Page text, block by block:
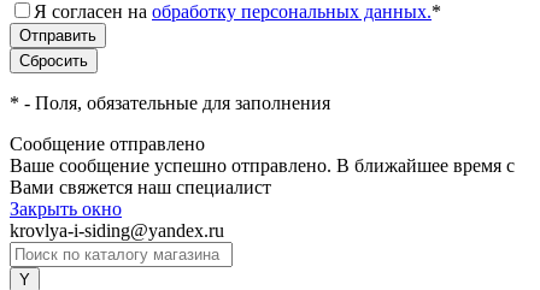
Я согласен на обработку персональных данных.*
* - Поля, обязательные для заполнения
Сообщение отправлено
Ваше сообщение успешно отправлено. В ближайшее время с
Вами свяжется наш специалист
Закрыть окно
krovlya-i-siding@yandex.ru